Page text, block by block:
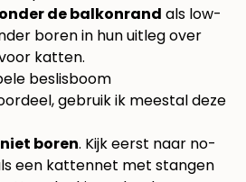
de balkonrand als low-
boren in hun uitleg over
katten.
beslisboom
gebruik ik meestal deze
boren. Kijk eerst naar no-
een kattennet met stangen